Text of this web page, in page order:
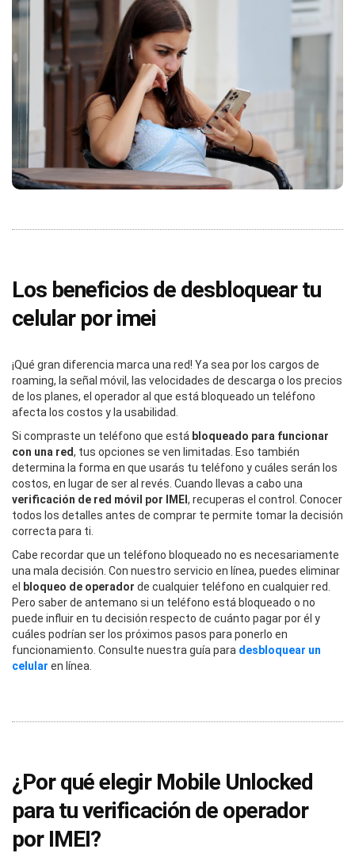
Los beneficios de desbloquear tu
celular por imei
¡Qué gran diferencia marca una red! Ya sea por los cargos de
roaming, la señal móvil, las velocidades de descarga o los precios
de los planes, el operador al que está bloqueado un teléfono
afecta los costos y la usabilidad.
Si compraste un teléfono que está bloqueado para funcionar
con una red, tus opciones se ven limitadas. Eso también
determina la forma en que usarás tu teléfono y cuáles serán los
costos, en lugar de ser al revés. Cuando llevas a cabo una
verificación de red móvil por IMEI , recuperas el control. Conocer
todos los detalles antes de comprar te permite tomar la decisión
correcta para ti.
Cabe recordar que un teléfono bloqueado no es necesariamente
una mala decisión. Con nuestro servicio en línea, puedes eliminar
el
bloqueo de operador de cualquier teléfono en cualquier red.
Pero saber de antemano si un teléfono está bloqueado o no
puede influir en tu decisión respecto de cuánto pagar por él y
cuáles podrían ser los próximos pasos para ponerlo en
funcionamiento. Consulte nuestra guía para desbloquear un
celular en línea.
¿Por qué elegir Mobile Unlocked
para tu verificación de operador
por IMEI?